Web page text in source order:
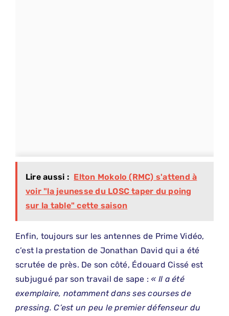
Lire aussi : Elton Mokolo (RMC) s'attend à
voir "la jeunesse du LOSC taper du poing
sur la table" cette saison
Enfin, toujours sur les antennes de Prime Vidéo,
c’est la prestation de Jonathan David qui a été
scrutée de près. De son côté, Édouard Cissé est
subjugué par son travail de sape : « Il a été
exemplaire, notamment dans ses courses de
pressing. C’est un peu le premier défenseur du